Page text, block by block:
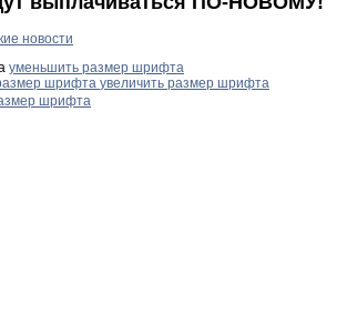
новости
уменьшить размер шрифта
увеличить размер шрифта